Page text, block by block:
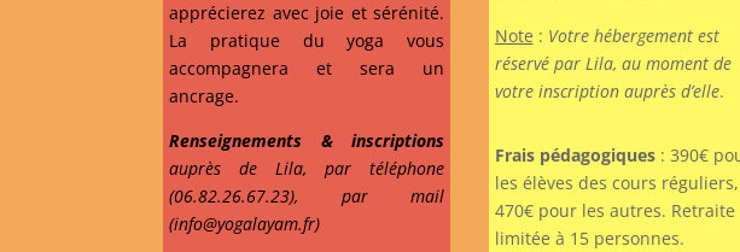
apprécierez avec joie et sérénité.
La pratique du yoga vous
accompagnera et sera un
ancrage.
Renseignements & inscriptions
auprès de Lila, par téléphone
(06.82.26.67.23), par mail
(info@yogalayam.fr)
Note : Votre hébergement est
réservé par Lila, au moment de
votre inscription auprès d’elle.
Frais pédagogiques: 390€
les élèves des cours réguliers,
470€ pour les autres. Retraite
limitée à 15 personnes.